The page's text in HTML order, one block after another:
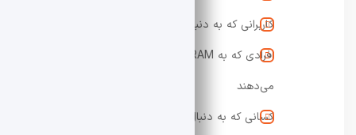
کاربرانی که به دنبال سیستم جمع‌وجور هستند
می‌دهند
کسانی که به دنبال تعادل بین قیمت و کارایی